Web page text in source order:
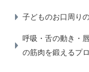
子どものお口周り
呼吸・舌の動き・
の筋肉を鍛えるプ